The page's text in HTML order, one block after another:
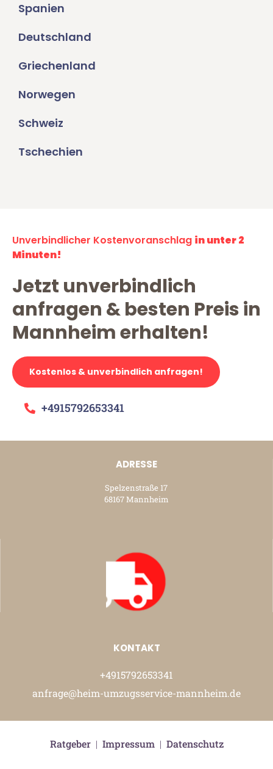
Spanien
Deutschland
Griechenland
Norwegen
Schweiz
Tschechien
Unverbindlicher Kostenvoranschlag in unter 2
Minuten!
Jetzt unverbindlich
anfragen & besten Preis in
Mannheim erhalten!
Kostenlos & unverbindlich anfragen!
+4915792653341
ADRESSE
Spelzenstraße 17
68167 Mannheim
KONTAKT
+4915792653341
anfrage@heim-umzugsservice-mannheim.de
Ratgeber| Impressum| Datenschutz